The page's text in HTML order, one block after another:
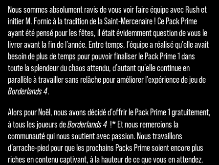
ées
vers
les
serv
eurs
de
Goog
le.
Nous sommes absolument ravis de vous voir faire équipe avec Rush et
initier M. Fornic à la tradition de la Saint-Mercenaire ! Ce Pack Prime
ayant été pensé pour les fêtes, il était évidemment question de vous le
livrer avant la fin de l’année. Entre temps, l’équipe a réalisé qu’elle avait
besoin de plus de temps pour pouvoir finaliser le Pack Prime 1 dans
toute la splendeur du chaos attendu, d’autant qu’elle continue en
parallèle à travailler sans relâche pour améliorer l’expérience de jeu de
Borderlands 4.
Alors pour Noël, nous avons décidé d’offrir le Pack Prime 1 gratuitement,
à tous les joueurs deBorderlands 4 !*Et nous remercions la
communauté qui nous soutient avec passion. Nous travaillons
d’arrache-pied pour que les prochains Packs Prime soient encore plus
riches en contenu captivant, à la hauteur de ce que vous en attendez.